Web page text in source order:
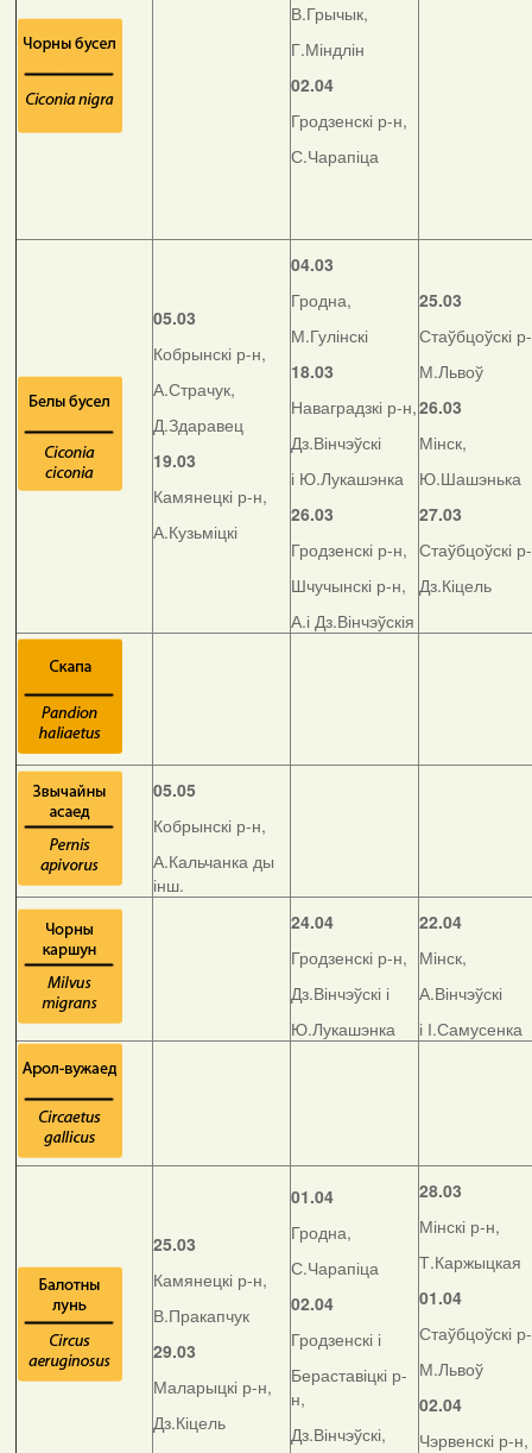
В.Грычык,
Г.Міндлін
02.04
Гродзенскі р-н,
С.Чарапіца
05.03
Кобрынскі р-н,
А.Страчук,
Д.Здаравец
19.03
Камянецкі р-н,
А.Кузьміцкі
04.03
Гродна,
М.Гулінскі
18.03
Наваградзкі р-н,
Дз.Вінчэўскі
і Ю.Лукашэнка
26.03
Гродзенскі р-н,
Шчучынскі р-н,
А.і Дз.Вінчэўскія
25.03
Стаўбцоўскі
М.Львоў
26.03
Мінск,
Ю.Шашэнька
27.03
Стаўбцоўскі
Дз.Кіцель
05.05
Кобрынскі р-н,
А.Кальчанка ды
інш.
24.04
Гродзенскі р-н,
Дз.Вінчэўскі і
Ю.Лукашэнка
22.04
Мінск,
А.Вінчэўскі
і І.Самусенка
25.03
Камянецкі р-н,
В.Пракапчук
29.03
Маларыцкі р-н,
Дз.Кіцель
01.04
Гродна,
С.Чарапіца
02.04
Гродзенскі і
Бераставіцкі р-
н,
Дз.Вінчэўскі,
28.03
Мінскі р-н,
Т.Каржыцкая
01.04
Стаўбцоўскі
М.Львоў
02.04
Чэрвенскі р-н,